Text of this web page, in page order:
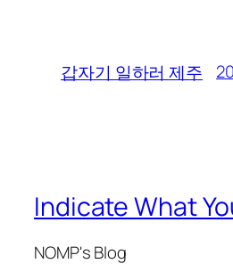
갑자기 일하러 제주
Indicate What
NOMP's Blog